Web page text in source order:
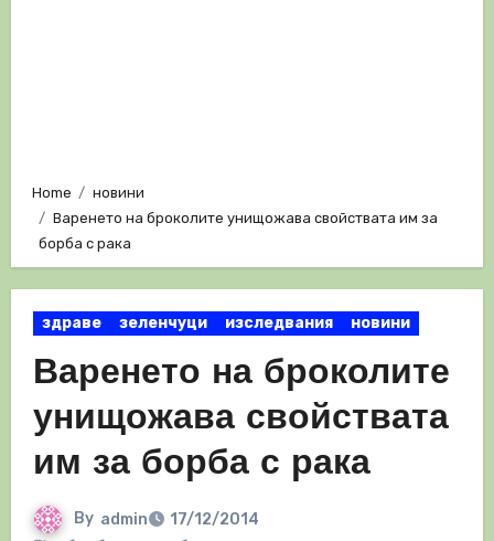
Home
новини
Варенето на броколите унищожава свойствата им за
борба с рака
здраве зеленчуци изследвания новини
Варенето на броколите
унищожава свойствата
им за борба с рака
By admin
17/12/2014